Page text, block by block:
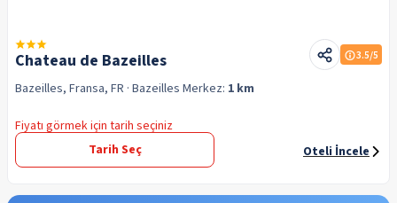
Chateau de Bazeilles 3.5/5
Bazeilles, Fransa, FR · Bazeilles Merkez: 1 km
Fiyatı görmek için tarih seçiniz
Tarih Seç
Oteli İncele